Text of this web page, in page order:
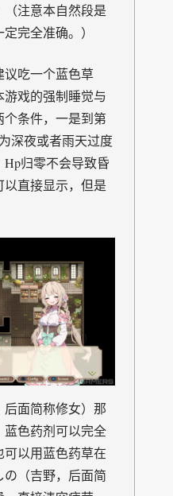
注意本自然段是
完全准确。）
议吃一个蓝色草
戏的强制睡觉与
个条件，一是到第
深夜或者雨天过度
归零不会导致昏
直接显示，但是
面简称修女）那
蓝色药剂可以完全
以用蓝色药草在
（吉野，后面简